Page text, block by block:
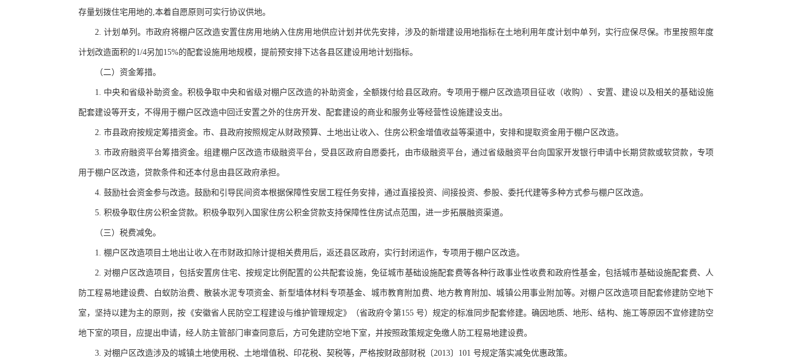
存量划拨住宅用地的,本着自愿原则可实行协议供地。
2. 计划单列。市政府将棚户区改造安置住房用地纳入住房用地供应计划并优先安排，涉及的新增建设用地指标在土地利用年度计划中单列，实行应保尽保。市里按照年度
计划改造面积的1/4另加15%的配套设施用地规模，提前预安排下达各县区建设用地计划指标。
（二）资金筹措。
1. 中央和省级补助资金。积极争取中央和省级对棚户区改造的补助资金，全额拨付给县区政府。专项用于棚户区改造项目征收（收购）、安置、建设以及相关的基础设施
配套建设等开支，不得用于棚户区改造中回迁安置之外的住房开发、配套建设的商业和服务业等经营性设施建设支出。
2. 市县政府按规定筹措资金。市、县政府按照规定从财政预算、土地出让收入、住房公积金增值收益等渠道中，安排和提取资金用于棚户区改造。
3. 市政府融资平台筹措资金。组建棚户区改造市级融资平台，受县区政府自愿委托，由市级融资平台，通过省级融资平台向国家开发银行申请中长期贷款或软贷款，专项
用于棚户区改造，贷款条件和还本付息由县区政府承担。
4. 鼓励社会资金参与改造。鼓励和引导民间资本根据保障性安居工程任务安排，通过直接投资、间接投资、参股、委托代建等多种方式参与棚户区改造。
5. 积极争取住房公积金贷款。积极争取列入国家住房公积金贷款支持保障性住房试点范围，进一步拓展融资渠道。
（三）税费减免。
1. 棚户区改造项目土地出让收入在市财政扣除计提相关费用后，返还县区政府，实行封闭运作，专项用于棚户区改造。
2. 对棚户区改造项目，包括安置房住宅、按规定比例配置的公共配套设施，免征城市基础设施配套费等各种行政事业性收费和政府性基金，包括城市基础设施配套费、人
防工程易地建设费、白蚁防治费、散装水泥专项资金、新型墙体材料专项基金、城市教育附加费、地方教育附加、城镇公用事业附加等。对棚户区改造项目配套修建防空地下
室，坚持以建为主的原则，按《安徽省人民防空工程建设与维护管理规定》（省政府令第155 号）规定的标准同步配套修建。确因地质、地形、结构、施工等原因不宜修建防空
地下室的项目，应提出申请，经人防主管部门审查同意后，方可免建防空地下室，并按照政策规定免缴人防工程易地建设费。
3. 对棚户区改造涉及的城镇土地使用税、土地增值税、印花税、契税等，严格按财政部财税〔2013〕101 号规定落实减免优惠政策。